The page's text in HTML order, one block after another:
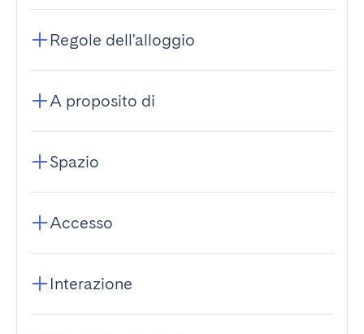
Regole dell'alloggio
A proposito di
Spazio
Accesso
Interazione